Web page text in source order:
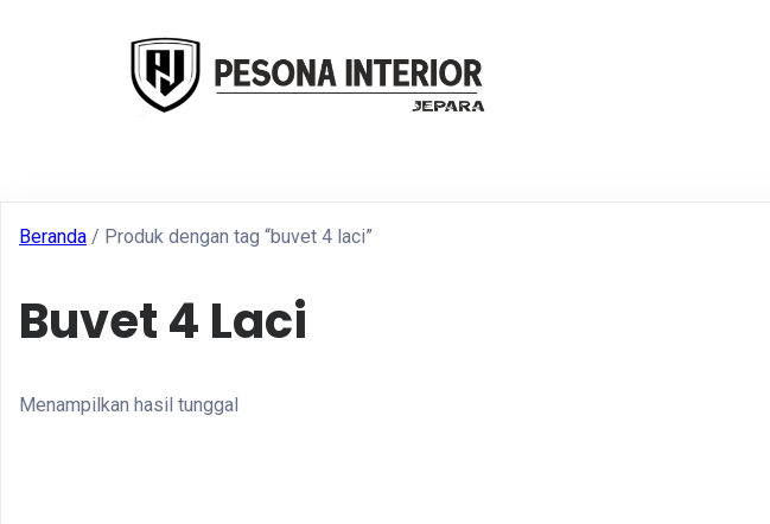
Beranda / Produk dengan tag “buvet 4 laci”
Buvet 4 Laci
Menampilkan hasil tunggal